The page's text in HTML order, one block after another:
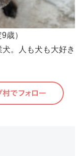
歳）
。人も犬も大好き